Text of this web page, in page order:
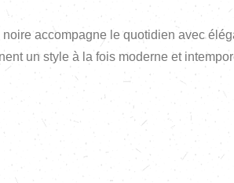
accompagne le quotidien avec
un style à la fois moderne et